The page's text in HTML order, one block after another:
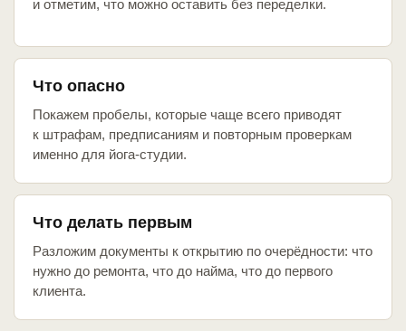
и отметим, что можно оставить без переделки.
Что опасно
Покажем пробелы, которые чаще всего приводят
к штрафам, предписаниям и повторным проверкам
именно для йога-студии.
Что делать первым
Разложим документы к открытию по очерёдности: что
нужно до ремонта, что до найма, что до первого
клиента.